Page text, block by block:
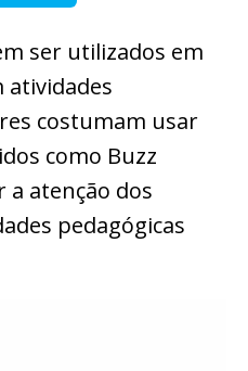
ser utilizados em
atividades
costumam usar
como Buzz
a atenção dos
pedagógicas